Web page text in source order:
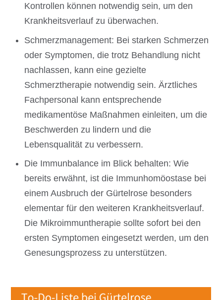
Kontrollen können notwendig sein, um den
Krankheitsverlauf zu überwachen.
Schmerzmanagement: Bei starken Schmerzen
oder Symptomen, die trotz Behandlung nicht
nachlassen, kann eine gezielte
Schmerztherapie notwendig sein. Ärztliches
Fachpersonal kann entsprechende
medikamentöse Maßnahmen einleiten, um die
Beschwerden zu lindern und die
Lebensqualität zu verbessern.
Die Immunbalance im Blick behalten: Wie
bereits erwähnt, ist die Immunhomöostase bei
einem Ausbruch der Gürtelrose besonders
elementar für den weiteren Krankheitsverlauf.
Die Mikroimmuntherapie sollte sofort bei den
ersten Symptomen eingesetzt werden, um den
Genesungsprozess zu unterstützen.